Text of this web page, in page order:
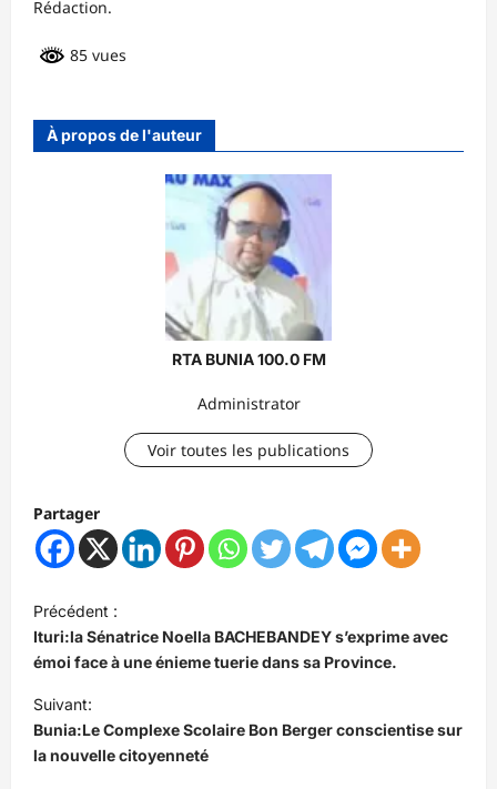
Rédaction.
85 vues
À propos de l'auteur
RTA BUNIA 100.0 FM
Administrator
Voir toutes les publications
Partager
N
a
v
i
g
a
Précédent :
Ituri:la Sénatrice Noella BACHEBANDEY s’exprime avec
émoi face à une énieme tuerie dans sa Province.
Suivant:
Bunia:Le Complexe Scolaire Bon Berger conscientise sur
la nouvelle citoyenneté